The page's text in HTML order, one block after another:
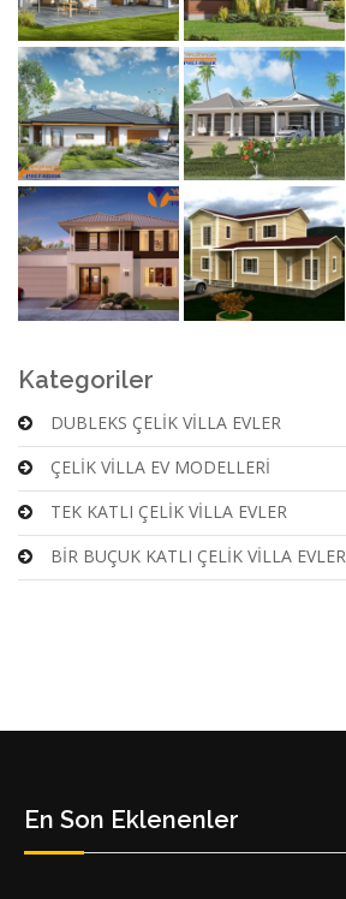
Kategoriler
DUBLEKS ÇELİK VİLLA EVLER
ÇELİK VİLLA EV MODELLERİ
TEK KATLI ÇELİK VİLLA EVLER
BİR BUÇUK KATLI ÇELİK VİLLA EVLER
En Son Eklenenler